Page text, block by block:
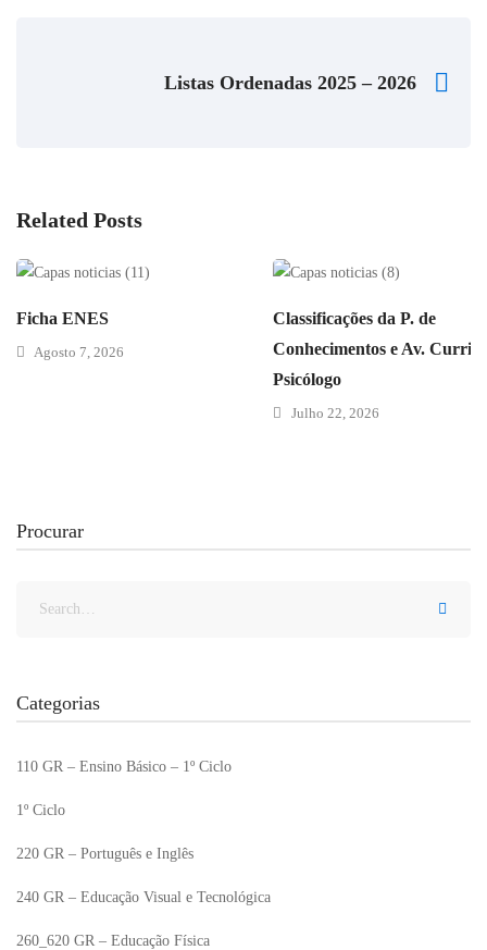
Listas Ordenadas 2025 – 2026
Related Posts
Ficha ENES
Agosto 7, 2026
Classificações da P. de
Conhecimentos e Av.
Psicólogo
Julho 22, 2026
Procurar
Categorias
110 GR – Ensino Básico – 1º Ciclo
1º Ciclo
220 GR – Português e Inglês
240 GR – Educação Visual e Tecnológica
260_620 GR – Educação Física